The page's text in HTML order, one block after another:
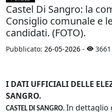
Castel Di Sangro: la
Consiglio comunale e
candidati. (FOTO).
Pubblicato: 26-05-2026 - 3661
I DATI UFFICIALI DELLE
SANGRO.
CASTEL DI SANGRO. In dettaglio